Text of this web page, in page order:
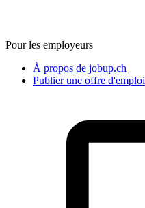
Pour les employeurs
À propos de jobup.ch
Publier une offre d'emploi